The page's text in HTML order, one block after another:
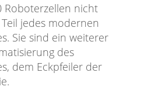
Roboterzellen nicht
jedes modernen
Sie sind ein weiterer
des
dem Eckpfeiler der